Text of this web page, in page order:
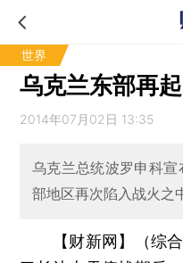
世界
乌克兰东部再
2014年07月02日 13:35
乌克兰总统波罗申科
部地区再次陷入战火之
【财新网】（综